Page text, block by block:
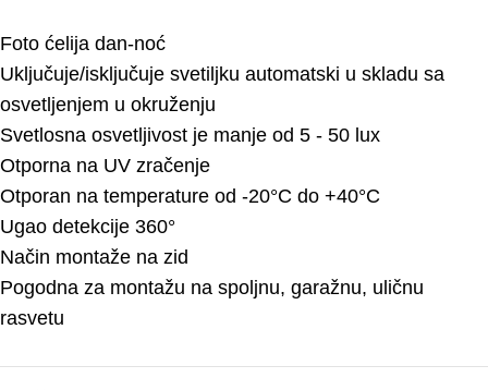
Foto ćelija dan-noć
Uključuje/isključuje svetiljku automatski u skladu sa
osvetljenjem u okruženju
Svetlosna osvetljivost je manje od 5 - 50 lux
Otporna na UV zračenje
Otporan na temperature od -20°C do +40°C
Ugao detekcije 360°
Način montaže na zid
Pogodna za montažu na spoljnu, garažnu, uličnu
rasvetu